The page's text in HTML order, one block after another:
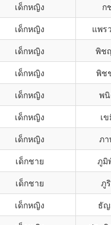
เด็กหญิง ก
เด็กหญิง แพร
เด็กหญิง พิช
เด็กหญิง พิช
เด็กหญิง พ
เด็กหญิง เ
เด็กหญิง ภ
เด็กชาย ภู
เด็กชาย ภู
เด็กหญิง ธั